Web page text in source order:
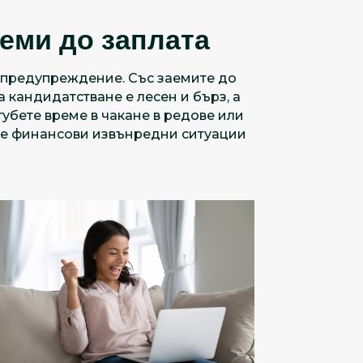
до заплата
Със заемите до
е лесен и бърз, а
време в чакане в редове или
финансови извънредни ситуации